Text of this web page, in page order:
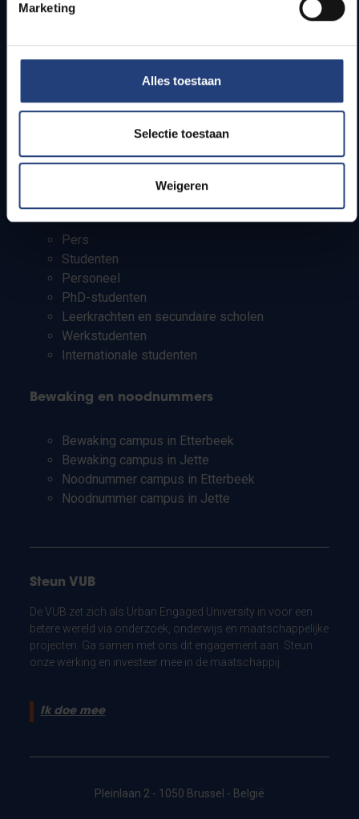
Marketing
Alles toestaan
Selectie toestaan
Weigeren
Snel naar
Webmail
Bereikbaarheid
Onderzoeksgroepen
Campusfaciliteiten
Pers
Studenten
Personeel
PhD-studenten
Leerkrachten en secundaire scholen
Werkstudenten
Internationale studenten
Bewaking en noodnummers
Bewaking campus in Etterbeek
Bewaking campus in Jette
Noodnummer campus in Etterbeek
Noodnummer campus in Jette
Steun VUB
De VUB zet zich als Urban Engaged University in voor een
betere wereld via onderzoek, onderwijs en maatschappelijke
projecten. Ga samen met ons dit engagement aan. Steun
onze werking en investeer mee in de maatschappij.
Ik doe mee
Pleinlaan 2 - 1050 Brussel - België